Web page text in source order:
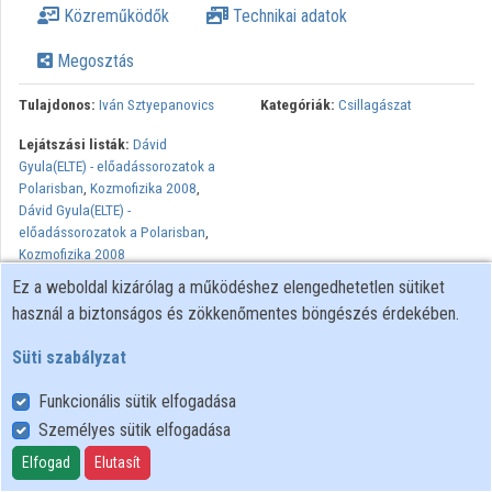
Közreműködők Technikai adatok
Megosztás
Tulajdonos: Iván Sztyepanovics Kategóriák: Csillagászat
Lejátszási listák: Dávid
Gyula(ELTE) - előadássorozatok a
Polarisban, Kozmofizika 2008,
Dávid Gyula(ELTE) -
előadássorozatok a Polarisban,
Kozmofizika 2008
Az atombomba és az atomreaktor szürke eminenciása a neutron -
ő teszi lehetővé a magenergia felszabadítását. A neutron azonban
instabil részecske - miért fordul elő mégis ilyen nagy
szerepet játszanak a neutronok a csillagokban folyó
magreakciókban és a szupernóva-robbanásokban? Hogyan
segítenek a különböző számú neutront tartalmazó izotópok a
kozmikus, a geológiai és a biológiai múlt megismerésében? Mi
Ez a weboldal kizárólag a működéshez elengedhetetlen sütiket
használ a biztonságos és zökkenőmentes böngészés érdekében.
Süti szabályzat
Funkcionális sütik elfogadása
Személyes sütik elfogadása
Elfogad Elutasít